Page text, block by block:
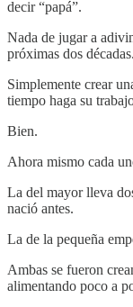
decir “papá”.
Nada de jugar a
próximas dos décadas.
Simplemente crear
tiempo haga su
Bien.
Ahora mismo cada
La del mayor lleva
nació antes.
La de la pequeña
Ambas se fueron
alimentando poco a